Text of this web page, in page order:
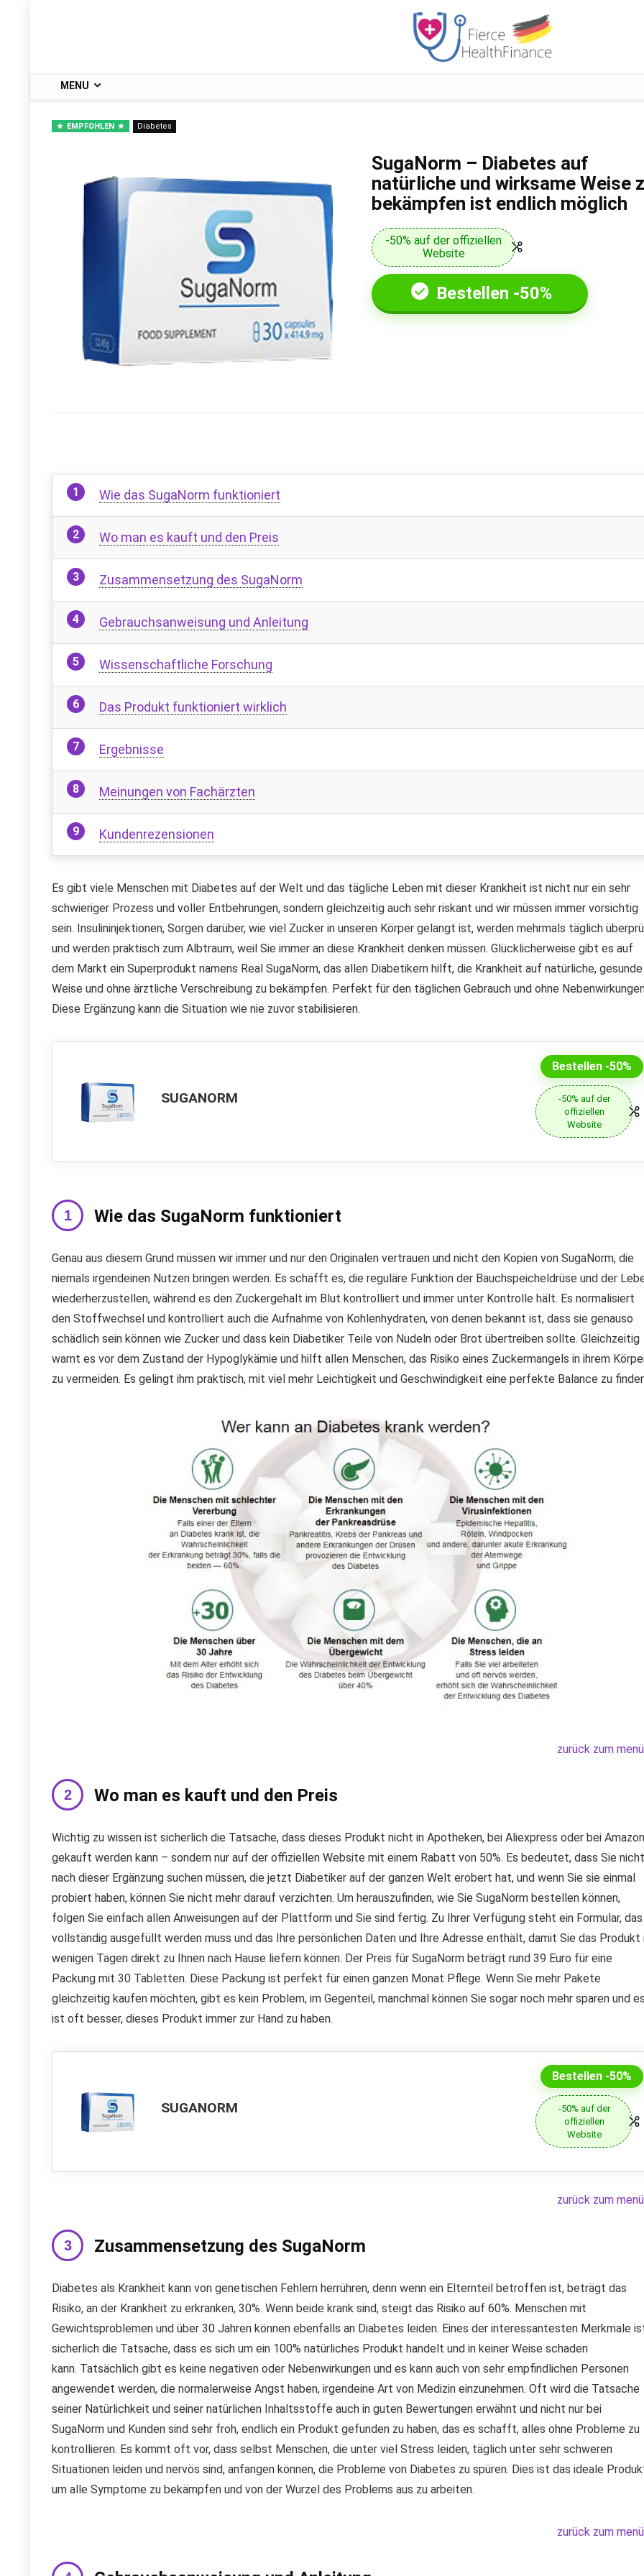
MENU
EMPFOHLEN Diabetes
SugaNorm – Diabetes auf
natürliche und wirksame Weise
bekämpfen ist endlich möglich
-50% auf der offiziellen
Website
Bestellen -50%
Wie das SugaNorm funktioniert
Wo man es kauft und den Preis
Zusammensetzung des SugaNorm
Gebrauchsanweisung und Anleitung
Wissenschaftliche Forschung
Das Produkt funktioniert wirklich
Ergebnisse
Meinungen von Fachärzten
Kundenrezensionen
Es gibt viele Menschen mit Diabetes auf der Welt und das tägliche Leben mit dieser Krankheit ist nicht nur ein sehr
schwieriger Prozess und voller Entbehrungen, sondern gleichzeitig auch sehr riskant und wir müssen immer vorsichtig
sein. Insulininjektionen, Sorgen darüber, wie viel Zucker in unseren Körper gelangt ist, werden mehrmals täglich
und werden praktisch zum Albtraum, weil Sie immer an diese Krankheit denken müssen. Glücklicherweise gibt es auf
dem Markt ein Superprodukt namens Real SugaNorm, das allen Diabetikern hilft, die Krankheit auf natürliche, gesunde
Weise und ohne ärztliche Verschreibung zu bekämpfen. Perfekt für den täglichen Gebrauch und ohne
Diese Ergänzung kann die Situation wie nie zuvor stabilisieren.
SUGANORM
Bestellen -50%
-50% auf der
offiziellen
Website
Wie das SugaNorm funktioniert
Genau aus diesem Grund müssen wir immer und nur den Originalen vertrauen und nicht den Kopien von SugaNorm, die
niemals irgendeinen Nutzen bringen werden. Es schafft es, die reguläre Funktion der Bauchspeicheldrüse und der
wiederherzustellen, während es den Zuckergehalt im Blut kontrolliert und immer unter Kontrolle hält. Es normalisiert
den Stoffwechsel und kontrolliert auch die Aufnahme von Kohlenhydraten, von denen bekannt ist, dass sie genauso
schädlich sein können wie Zucker und dass kein Diabetiker Teile von Nudeln oder Brot übertreiben sollte. Gleichzeitig
warnt es vor dem Zustand der Hypoglykämie und hilft allen Menschen, das Risiko eines Zuckermangels in ihrem
zu vermeiden. Es gelingt ihm praktisch, mit viel mehr Leichtigkeit und Geschwindigkeit eine perfekte Balance zu
zurück zum
Wo man es kauft und den Preis
Wichtig zu wissen ist sicherlich die Tatsache, dass dieses Produkt nicht in Apotheken, bei Aliexpress oder bei Amazon
gekauft werden kann – sondern nur auf der offiziellen Website mit einem Rabatt von 50%. Es bedeutet, dass Sie nicht
nach dieser Ergänzung suchen müssen, die jetzt Diabetiker auf der ganzen Welt erobert hat, und wenn Sie sie einmal
probiert haben, können Sie nicht mehr darauf verzichten. Um herauszufinden, wie Sie SugaNorm bestellen können,
folgen Sie einfach allen Anweisungen auf der Plattform und Sie sind fertig. Zu Ihrer Verfügung steht ein Formular, das
vollständig ausgefüllt werden muss und das Ihre persönlichen Daten und Ihre Adresse enthält, damit Sie das Produkt
wenigen Tagen direkt zu Ihnen nach Hause liefern können. Der Preis für SugaNorm beträgt rund 39 Euro für eine
Packung mit 30 Tabletten. Diese Packung ist perfekt für einen ganzen Monat Pflege. Wenn Sie mehr Pakete
gleichzeitig kaufen möchten, gibt es kein Problem, im Gegenteil, manchmal können Sie sogar noch mehr sparen und
ist oft besser, dieses Produkt immer zur Hand zu haben.
SUGANORM
Bestellen -50%
-50% auf der
offiziellen
Website
zurück zum
Zusammensetzung des SugaNorm
Diabetes als Krankheit kann von genetischen Fehlern herrühren, denn wenn ein Elternteil betroffen ist, beträgt das
Risiko, an der Krankheit zu erkranken, 30%. Wenn beide krank sind, steigt das Risiko auf 60%. Menschen mit
Gewichtsproblemen und über 30 Jahren können ebenfalls an Diabetes leiden. Eines der interessantesten Merkmale
sicherlich die Tatsache, dass es sich um ein 100% natürliches Produkt handelt und in keiner Weise schaden
kann. Tatsächlich gibt es keine negativen oder Nebenwirkungen und es kann auch von sehr empfindlichen Personen
angewendet werden, die normalerweise Angst haben, irgendeine Art von Medizin einzunehmen. Oft wird die Tatsache
seiner Natürlichkeit und seiner natürlichen Inhaltsstoffe auch in guten Bewertungen erwähnt und nicht nur bei
SugaNorm und Kunden sind sehr froh, endlich ein Produkt gefunden zu haben, das es schafft, alles ohne Probleme zu
kontrollieren. Es kommt oft vor, dass selbst Menschen, die unter viel Stress leiden, täglich unter sehr schweren
Situationen leiden und nervös sind, anfangen können, die Probleme von Diabetes zu spüren. Dies ist das ideale
um alle Symptome zu bekämpfen und von der Wurzel des Problems aus zu arbeiten.
zurück zum